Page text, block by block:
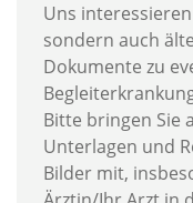
Uns
sondern auch
Dokumente zu
Bitte bringen Sie
Unterlagen und
Bilder mit,